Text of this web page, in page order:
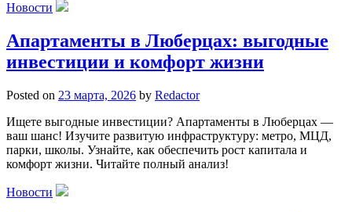
Новости
Апартаменты в Люберцах: выгодные
инвестиции и комфорт жизни
Posted on 23 марта, 2026 by Redactor
Ищете выгодные инвестиции? Апартаменты в Люберцах —
ваш шанс! Изучите развитую инфраструктуру: метро, МЦД,
парки, школы. Узнайте, как обеспечить рост капитала и
комфорт жизни. Читайте полный анализ!
Новости